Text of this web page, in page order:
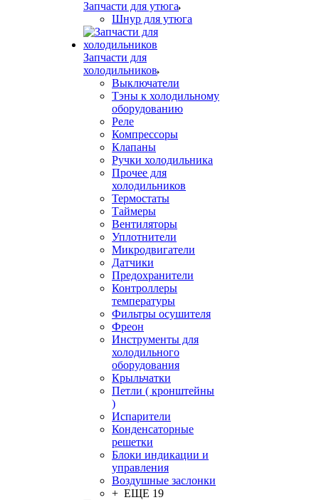
Запчасти для утюга
Шнур для утюга
Запчасти для
холодильников
Выключатели
Тэны к холодильному
оборудованию
Реле
Компрессоры
Клапаны
Ручки холодильника
Прочее для
холодильников
Термостаты
Таймеры
Вентиляторы
Уплотнители
Микродвигатели
Датчики
Предохранители
Контроллеры
температуры
Фильтры осушителя
Фреон
Инструменты для
холодильного
оборудования
Крыльчатки
Петли ( кронштейны
)
Испарители
Конденсаторные
решетки
Блоки индикации и
управления
Воздушные заслонки
+ ЕЩЕ 19